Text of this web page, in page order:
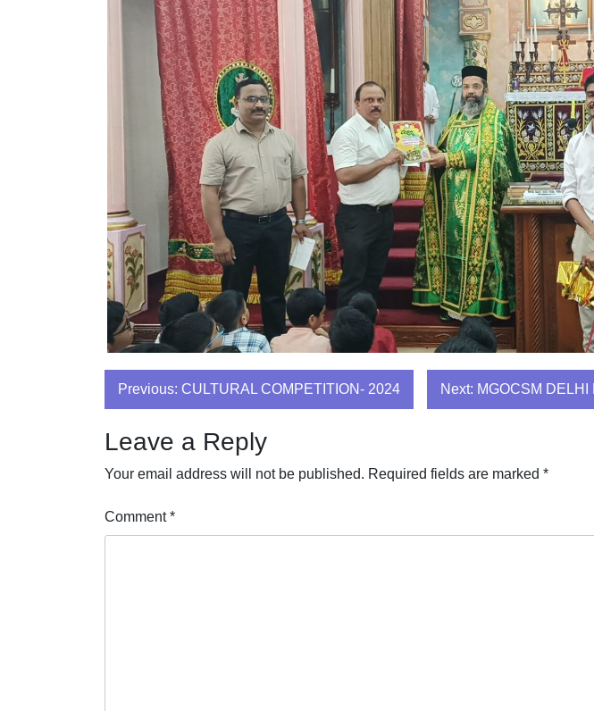
Post
navigation
Previous: CULTURAL COMPETITION- 2024 Next: MGOCSM
Leave a Reply
Your email address will not be published. Required fields are marked *
Comment*